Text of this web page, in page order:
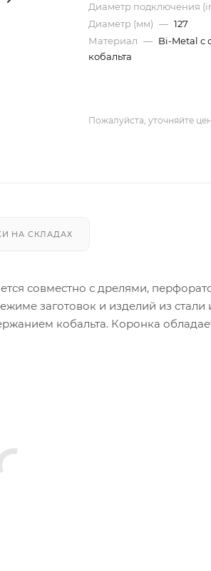
Диаметр подключения
Диаметр (мм) — 127
Материал — Bi-Metal с
кобальта
Пожалуйста, уточняйте
НА СКЛАДАХ
совместно с дрелями,
заготовок и изделий из
кобальта. Коронка